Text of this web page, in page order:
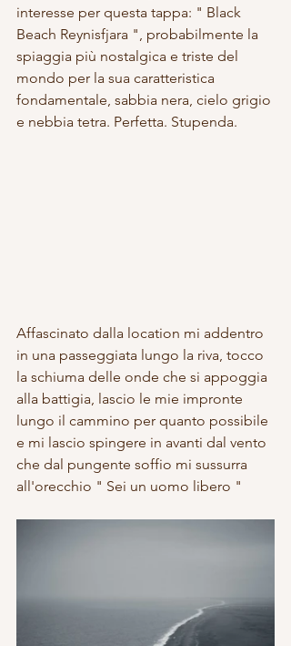
interesse per questa tappa: " Black
Beach Reynisfjara ", probabilmente la
spiaggia più nostalgica e triste del
mondo per la sua caratteristica
fondamentale, sabbia nera, cielo grigio
e nebbia tetra. Perfetta. Stupenda.
Affascinato dalla location mi addentro
in una passeggiata lungo la riva, tocco
la schiuma delle onde che si appoggia
alla battigia, lascio le mie impronte
lungo il cammino per quanto possibile
e mi lascio spingere in avanti dal vento
che dal pungente soffio mi sussurra
all'orecchio " Sei un uomo libero "